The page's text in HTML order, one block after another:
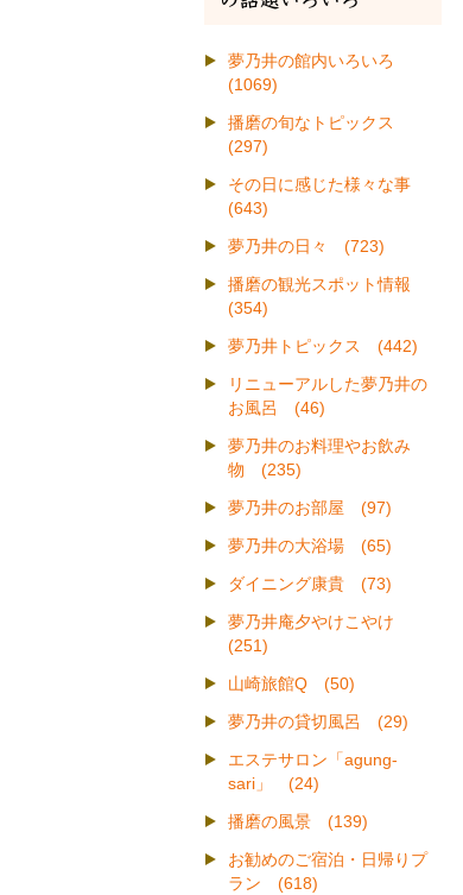
夢乃井の館内いろいろ
(1069)
播磨の旬なトピックス
(297)
その日に感じた様々な事
(643)
夢乃井の日々 (723)
播磨の観光スポット情報
(354)
夢乃井トピックス (442)
リニューアルした夢乃井の
お風呂 (46)
夢乃井のお料理やお飲み
物 (235)
夢乃井のお部屋 (97)
夢乃井の大浴場 (65)
ダイニング康貴 (73)
夢乃井庵夕やけこやけ
(251)
山崎旅館Q (50)
夢乃井の貸切風呂 (29)
エステサロン「agung-
sari」 (24)
播磨の風景 (139)
お勧めのご宿泊・日帰りプ
ラン (618)